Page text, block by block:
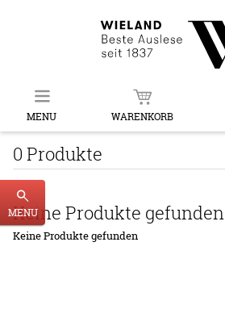
MENU WARENKORB
MENU
0 Produkte
Keine Produkte gefunden
Keine Produkte gefunden